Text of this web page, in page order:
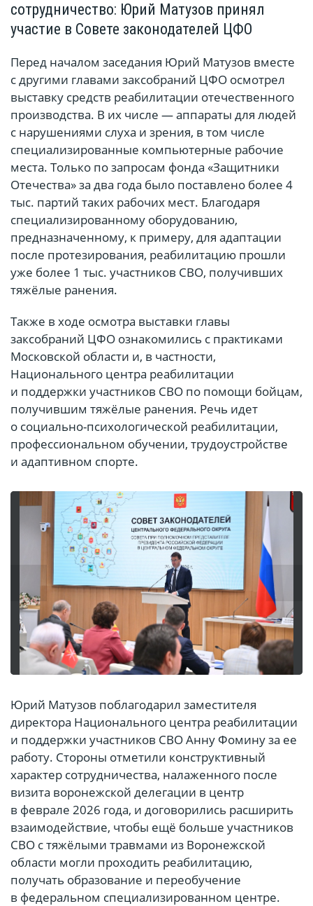
сотрудничество: Юрий Матузов принял
участие в Совете законодателей ЦФО
Перед началом заседания Юрий Матузов вместе
с другими главами заксобраний ЦФО осмотрел
выставку средств реабилитации отечественного
производства. В их числе — аппараты для людей
с нарушениями слуха и зрения, в том числе
специализированные компьютерные рабочие
места. Только по запросам фонда «Защитники
Отечества» за два года было поставлено более 4
тыс. партий таких рабочих мест. Благодаря
специализированному оборудованию,
предназначенному, к примеру, для адаптации
после протезирования, реабилитацию прошли
уже более 1 тыс. участников СВО, получивших
тяжёлые ранения.
Также в ходе осмотра выставки главы
заксобраний ЦФО ознакомились с практиками
Московской области и, в частности,
Национального центра реабилитации
и поддержки участников СВО по помощи бойцам,
получившим тяжёлые ранения. Речь идет
о социально-психологической реабилитации,
профессиональном обучении, трудоустройстве
и адаптивном спорте.
Юрий Матузов поблагодарил заместителя
директора Национального центра реабилитации
и поддержки участников СВО Анну Фомину за ее
работу. Стороны отметили конструктивный
характер сотрудничества, налаженного после
визита воронежской делегации в центр
в феврале 2026 года, и договорились расширить
взаимодействие, чтобы ещё больше участников
СВО с тяжёлыми травмами из Воронежской
области могли проходить реабилитацию,
получать образование и переобучение
в федеральном специализированном центре.